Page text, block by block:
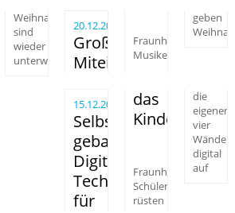
Weihnachtstrucker
sind
wieder
unterwegs
20.12.2017
Großartiges
Miteinander
Fraunhofer-
Musiker
geben
15.12.2017
Selbst
gebaute
Digital-
Technik
für
das
Fraunhofer-
Schüler
rüsten
die
eigenen
vier
Wände
digital
auf